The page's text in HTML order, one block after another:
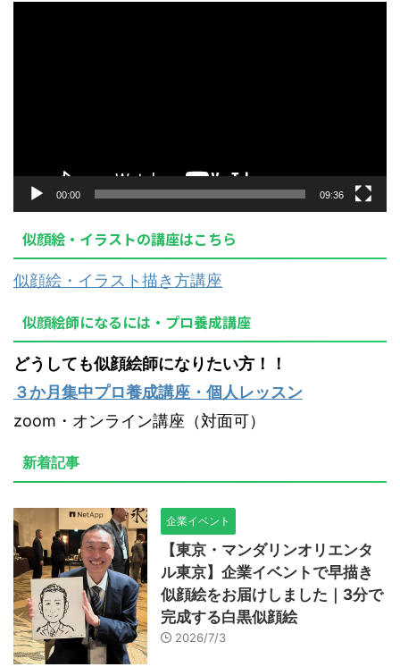
00:00 09:36
似顔絵・イラストの講座はこちら
似顔絵・イラスト描き方講座
似顔絵師になるには・プロ養成講座
どうしても似顔絵師になりたい方！！
３か月集中プロ養成講座・個人レッスン
zoom・オンライン講座（対面可）
新着記事
企業イベント
【東京・マンダリンオリエンタ
ル東京】企業イベントで早描き
似顔絵をお届けしました｜3分で
完成する白黒似顔絵
2026/7/3